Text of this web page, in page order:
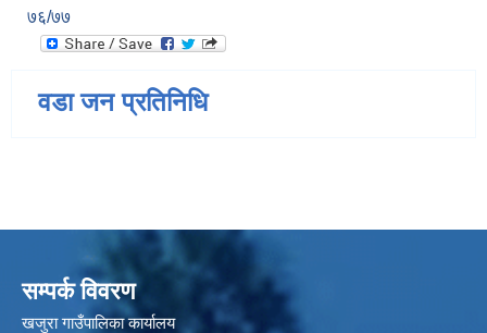
७६/७७
वडा जन प्रतिनिधि
सम्पर्क विवरण
खजुरा गाउँपालिका कार्यालय